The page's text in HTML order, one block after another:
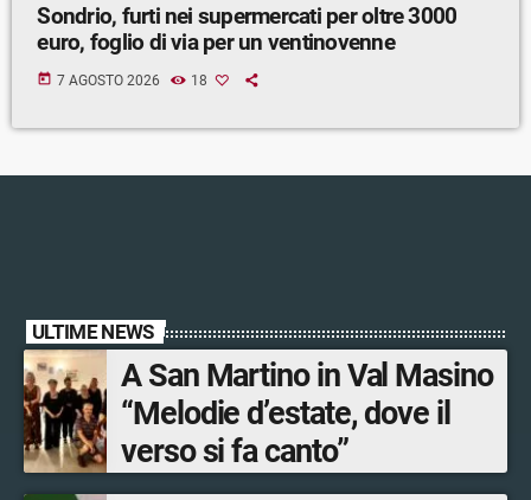
Sondrio, furti nei supermercati per oltre 3000
euro, foglio di via per un ventinovenne
today 7 AGOSTO 2026 18
ULTIME NEWS
A San Martino in Val Masino
“Melodie d’estate, dove il
verso si fa canto”